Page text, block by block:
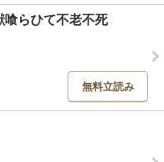
喰らひて不老不死
無料立読み